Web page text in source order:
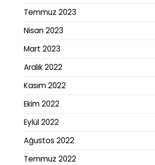
Temmuz 2023
Nisan 2023
Mart 2023
Aralık 2022
Kasım 2022
Ekim 2022
Eylül 2022
Ağustos 2022
Temmuz 2022